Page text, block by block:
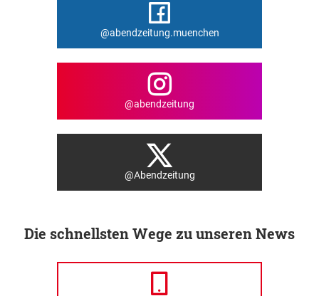
@abendzeitung.muenchen
@abendzeitung
@Abendzeitung
Die schnellsten Wege zu unseren News